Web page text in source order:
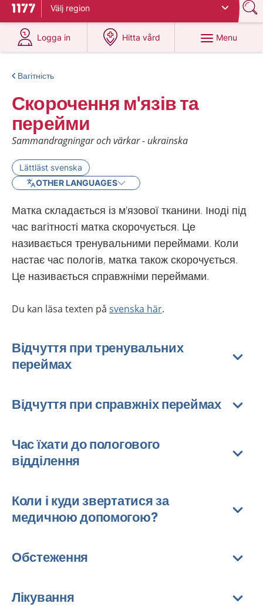
To start page for 1177
Välj region
Logga in
at 1177.se
Hitta vård
at 1177.se
Menu
Вагітність
Скорочення м'язів та
перейми
Sammandragningar och värkar - ukrainska
Lättläst svenska
OTHER LANGUAGES
Матка складається із м'язової тканини. Іноді під
час вагітності матка скорочується. Це
називається тренувальними переймами. Коли
настає час пологів, матка також скорочується.
Це називається справжніми переймами.
Du kan läsa texten på svenska här.
Відчуття при тренувальних
переймах
Відчуття при справжніх переймах
Час їхати до пологового
відділення
Коли і куди звертатися за
медичною допомогою?
Обстеження
Лікування